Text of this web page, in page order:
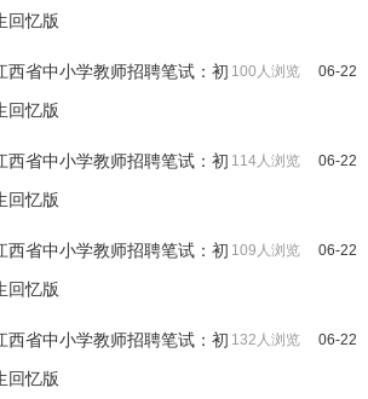
回忆版
06-22
100人浏览
西省中小学教师招聘笔试：初
回忆版
06-22
114人浏览
西省中小学教师招聘笔试：初
回忆版
06-22
109人浏览
西省中小学教师招聘笔试：初
回忆版
06-22
132人浏览
西省中小学教师招聘笔试：初
回忆版